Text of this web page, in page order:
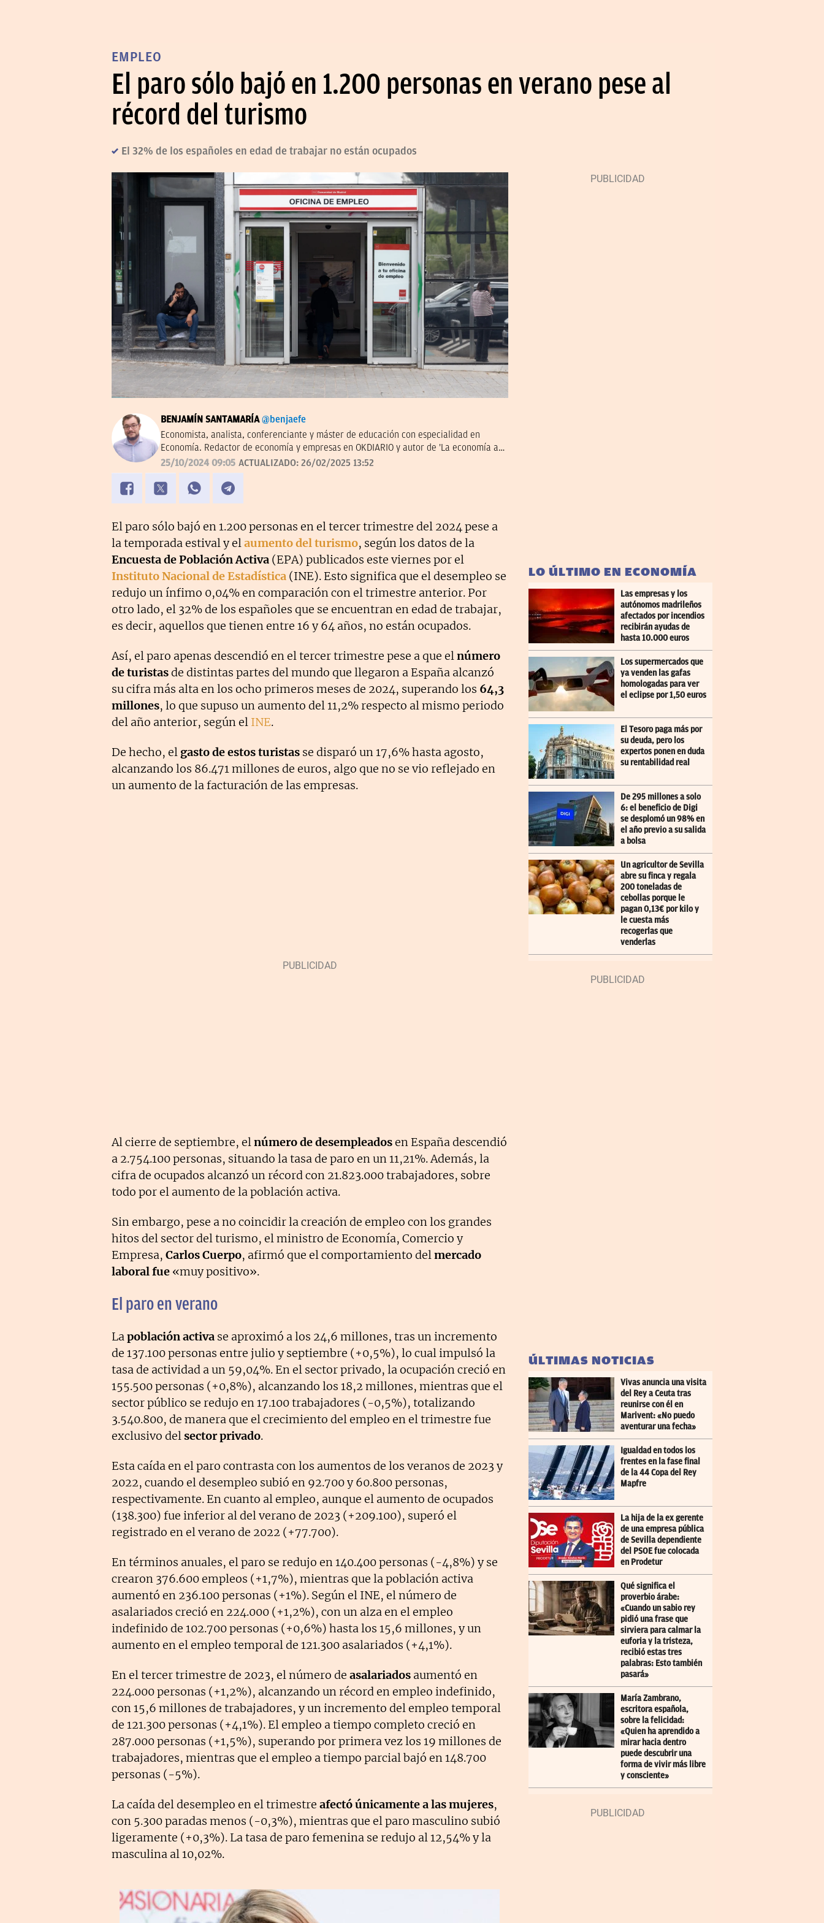
EMPLEO
El paro sólo bajó en 1.200 personas en verano pese al
récord del turismo
El 32% de los españoles en edad de trabajar no están ocupados
BENJAMÍN SANTAMARÍA @benjaefe
Economista, analista, conferenciante y máster de educación con especialidad en
Economía. Redactor de economía y empresas en OKDIARIO y autor de 'La economía a
través del tiempo' en el Instituto Juan de Mariana. Miembro de la junta directiva del
Centro Diego de Covarrubias.
25/10/2024 09:05 ACTUALIZADO: 26/02/2025 13:52
El paro sólo bajó en 1.200 personas en el tercer trimestre del 2024 pese a
la temporada estival y el aumento del turismo, según los datos de la
Encuesta de Población Activa (EPA) publicados este viernes por el
Instituto Nacional de Estadística (INE). Esto significa que el desempleo se
redujo un ínfimo 0,04% en comparación con el trimestre anterior. Por
otro lado, el 32% de los españoles que se encuentran en edad de trabajar,
es decir, aquellos que tienen entre 16 y 64 años, no están ocupados.
Así, el paro apenas descendió en el tercer trimestre pese a que el número
de turistasde distintas partes del mundo que llegaron a España alcanzó
su cifra más alta en los ocho primeros meses de 2024, superando los 64,3
millones, lo que supuso un aumento del 11,2% respecto al mismo periodo
del año anterior, según el INE.
De hecho, el gasto de estos turistas se disparó un 17,6% hasta agosto,
alcanzando los 86.471 millones de euros, algo que no se vio reflejado en
un aumento de la facturación de las empresas.
Al cierre de septiembre, elnúmero de desempleadosen España descendió
a 2.754.100 personas, situando la tasa de paro en un 11,21%. Además, la
cifra de ocupados alcanzó un récord con 21.823.000 trabajadores, sobre
todo por el aumento de la población activa.
Sin embargo, pese a no coincidir la creación de empleo con los grandes
hitos del sector del turismo, el ministro de Economía, Comercio y
Empresa, Carlos Cuerpo, afirmó que el comportamiento delmercado
laboral fue «muy positivo».
El paro en verano
Lapoblación activa se aproximó a los 24,6 millones, tras un incremento
de 137.100 personas entre julio y septiembre (+0,5%), lo cual impulsó la
tasa de actividad a un 59,04%. En el sector privado, la ocupación creció en
155.500 personas (+0,8%), alcanzando los 18,2 millones, mientras que el
sector público se redujo en 17.100 trabajadores (-0,5%), totalizando
3.540.800, de manera que el crecimiento del empleo en el trimestre fue
exclusivo delsector privado.
Esta caída en el paro contrasta con los aumentos de los veranos de 2023 y
2022, cuando el desempleo subió en 92.700 y 60.800 personas,
respectivamente. En cuanto al empleo, aunque el aumento de ocupados
(138.300) fue inferior al del verano de 2023 (+209.100), superó el
registrado en el verano de 2022 (+77.700).
En términos anuales, el paro se redujo en 140.400 personas (-4,8%) y se
crearon 376.600 empleos (+1,7%), mientras que la población activa
aumentó en 236.100 personas (+1%). Según el INE, el número de
asalariados creció en 224.000 (+1,2%), con un alza en el empleo
indefinido de 102.700 personas (+0,6%) hasta los 15,6 millones, y un
aumento en el empleo temporal de 121.300 asalariados (+4,1%).
En el tercer trimestre de 2023, el número de asalariados aumentó en
224.000 personas (+1,2%), alcanzando un récord en empleo indefinido,
con 15,6 millones de trabajadores, y un incremento del empleo temporal
de 121.300 personas (+4,1%). El empleo a tiempo completo creció en
287.000 personas (+1,5%), superando por primera vez los 19 millones de
trabajadores, mientras que el empleo a tiempo parcial bajó en 148.700
personas (-5%).
La caída del desempleo en el trimestre afectó únicamente a las mujeres,
con 5.300 paradas menos (-0,3%), mientras que el paro masculino subió
ligeramente (+0,3%). La tasa de paro femenina se redujo al 12,54% y la
masculina al 10,02%.
LO ÚLTIMO EN ECONOMÍA
Las empresas y los
autónomos madrileños
afectados por incendios
recibirán ayudas de
hasta 10.000 euros
Los supermercados que
ya venden las gafas
homologadas para ver
el eclipse por 1,50 euros
El Tesoro paga más por
su deuda, pero los
expertos ponen en duda
su rentabilidad real
De 295 millones a solo
6: el beneficio de Digi
se desplomó un 98% en
el año previo a su salida
a bolsa
Un agricultor de Sevilla
abre su finca y regala
200 toneladas de
cebollas porque le
pagan 0,13€ por kilo y
le cuesta más
recogerlas que
venderlas
ÚLTIMAS NOTICIAS
Vivas anuncia una visita
del Rey a Ceuta tras
reunirse con él en
Marivent: «No puedo
aventurar una fecha»
Igualdad en todos los
frentes en la fase final
de la 44 Copa del Rey
Mapfre
La hija de la ex gerente
de una empresa pública
de Sevilla dependiente
del PSOE fue colocada
en Prodetur
Qué significa el
proverbio árabe:
«Cuando un sabio rey
pidió una frase que
sirviera para calmar la
euforia y la tristeza,
recibió estas tres
palabras: Esto también
pasará»
María Zambrano,
escritora española,
sobre la felicidad:
«Quien ha aprendido a
mirar hacia dentro
puede descubrir una
forma de vivir más libre
y consciente»